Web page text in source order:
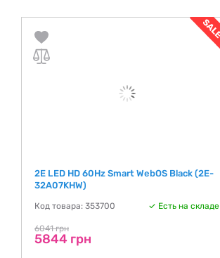
2E LED HD 60Hz Smart WebOS Black (2E-
32A07KHW)
Код товара: 353700 Есть на складе
6041 грн
5844 грн